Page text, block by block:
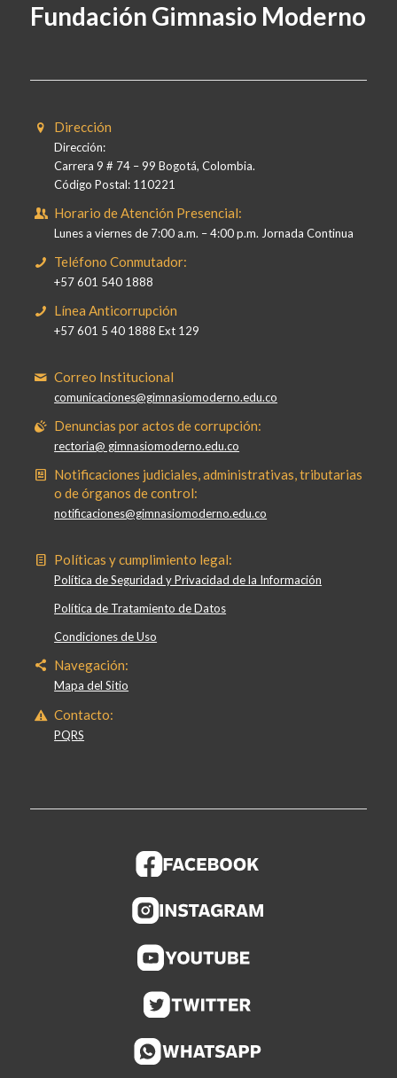
Fundación Gimnasio Moderno
Dirección
Dirección:
Carrera 9 # 74 – 99 Bogotá, Colombia.
Código Postal: 110221
Horario de Atención Presencial:
Lunes a viernes de 7:00 a.m. – 4:00 p.m. Jornada Continua
Teléfono Conmutador:
+57 601 540 1888
Línea Anticorrupción
+57 601 5 40 1888 Ext 129
Correo Institucional
comunicaciones@gimnasiomoderno.edu.co
Denuncias por actos de corrupción:
rectoria@ gimnasiomoderno.edu.co
Notificaciones judiciales, administrativas, tributarias
o de órganos de control:
notificaciones@gimnasiomoderno.edu.co
Políticas y cumplimiento legal:
Política de Seguridad y Privacidad de la Información
Política de Tratamiento de Datos
Condiciones de Uso
Navegación:
Mapa del Sitio
Contacto:
PQRS